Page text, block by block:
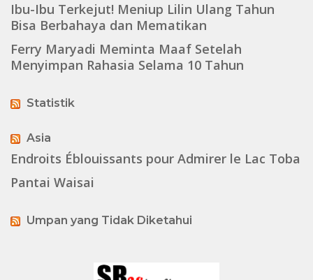
Ibu-Ibu Terkejut! Meniup Lilin Ulang Tahun
Bisa Berbahaya dan Mematikan
Ferry Maryadi Meminta Maaf Setelah
Menyimpan Rahasia Selama 10 Tahun
Statistik
Asia
Endroits Éblouissants pour Admirer le Lac Toba
Pantai Waisai
Umpan yang Tidak Diketahui